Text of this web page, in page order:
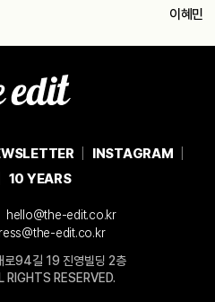
이혜민
INSTAGRAM
10 YEARS
hello@the-edit.co.kr
edit.co.kr
로94길 19 진영빌딩 2층
RESERVED.